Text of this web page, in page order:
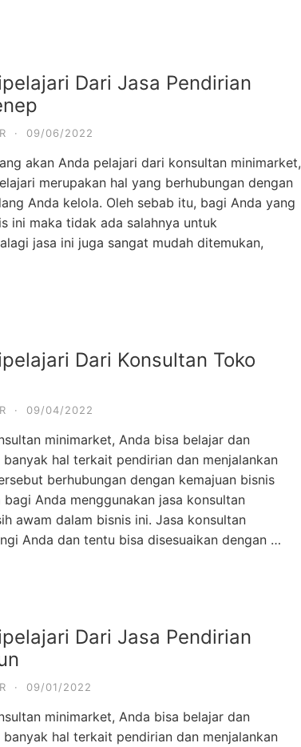
Dari Jasa Pendirian
· 09/06/2022
akan Anda pelajari dari konsultan minimarket,
merupakan hal yang berhubungan dengan
Anda kelola. Oleh sebab itu, bagi Anda yang
ini maka tidak ada salahnya untuk
jasa ini juga sangat mudah ditemukan,
Dari Konsultan Toko
· 09/04/2022
minimarket, Anda bisa belajar dan
hal terkait pendirian dan menjalankan
berhubungan dengan kemajuan bisnis
Anda menggunakan jasa konsultan
awam dalam bisnis ini. Jasa konsultan
Anda dan tentu bisa disesuaikan dengan …
Dari Jasa Pendirian
· 09/01/2022
minimarket, Anda bisa belajar dan
hal terkait pendirian dan menjalankan